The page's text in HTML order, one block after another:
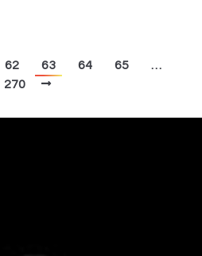
62 63 64 65
…
270